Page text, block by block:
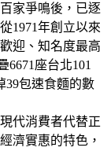
家爭鳴後，已逐
1971年創立以來
迎、知名度最高
6671座台北101
39包速食麵的數
代消費者代替正
濟實惠的特色，